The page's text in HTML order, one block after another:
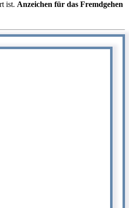
ist. Anzeichen für das Fremdgehen